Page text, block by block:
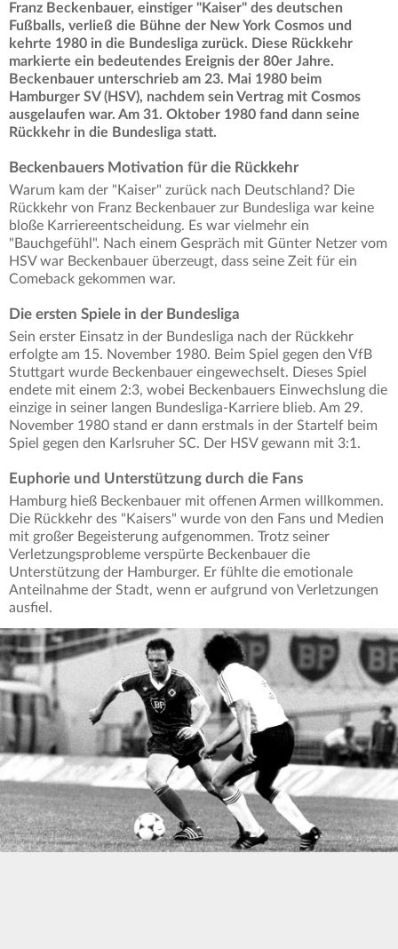
Franz Beckenbauer, einstiger "Kaiser" des deutschen
Fußballs, verließ die Bühne der New York Cosmos und
kehrte 1980 in die Bundesliga zurück. Diese Rückkehr
markierte ein bedeutendes Ereignis der 80er Jahre.
Beckenbauer unterschrieb am 23. Mai 1980 beim
Hamburger SV (HSV), nachdem sein Vertrag mit Cosmos
ausgelaufen war. Am 31. Oktober 1980 fand dann seine
Rückkehr in die Bundesliga statt.
Beckenbauers Motivation für die Rückkehr
Warum kam der "Kaiser" zurück nach Deutschland? Die
Rückkehr von Franz Beckenbauer zur Bundesliga war keine
bloße Karriereentscheidung. Es war vielmehr ein
"Bauchgefühl". Nach einem Gespräch mit Günter Netzer vom
HSV war Beckenbauer überzeugt, dass seine Zeit für ein
Comeback gekommen war.
Die ersten Spiele in der Bundesliga
Sein erster Einsatz in der Bundesliga nach der Rückkehr
erfolgte am 15. November 1980. Beim Spiel gegen den VfB
Stuttgart wurde Beckenbauer eingewechselt. Dieses Spiel
endete mit einem 2:3, wobei Beckenbauers Einwechslung die
einzige in seiner langen Bundesliga-Karriere blieb. Am 29.
November 1980 stand er dann erstmals in der Startelf beim
Spiel gegen den Karlsruher SC. Der HSV gewann mit 3:1.
Euphorie und Unterstützung durch die Fans
Hamburg hieß Beckenbauer mit offenen Armen willkommen.
Die Rückkehr des "Kaisers" wurde von den Fans und Medien
mit großer Begeisterung aufgenommen. Trotz seiner
Verletzungsprobleme verspürte Beckenbauer die
Unterstützung der Hamburger. Er fühlte die emotionale
Anteilnahme der Stadt, wenn er aufgrund von Verletzungen
ausfiel.